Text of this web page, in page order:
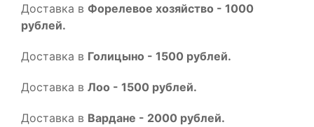
Доставка в Форелевое хозяйство - 1000
рублей.
Доставка в Голицыно - 1500 рублей.
Доставка в Лоо - 1500 рублей.
Доставка в Вардане - 2000 рублей.